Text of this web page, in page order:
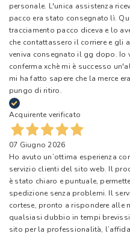
personale. L'unica assistenza
pacco era stato consegnato lì.
tracciamento pacco diceva e lo
che contattassero il corriere e gli
veniva consegnato il gg dopo. Io
conferma xchè mi è successo
mi ha fatto sapere che la merce
pungo di ritiro.
Acquirente verificato
07 Giugno 2026
Ho avuto un’ottima esperienza
servizio clienti del sito web. Il
è stato chiaro e puntuale,
spedizione senza problemi. Il
cortese, pronto a rispondere alle
qualsiasi dubbio in tempi
sito per la professionalità,